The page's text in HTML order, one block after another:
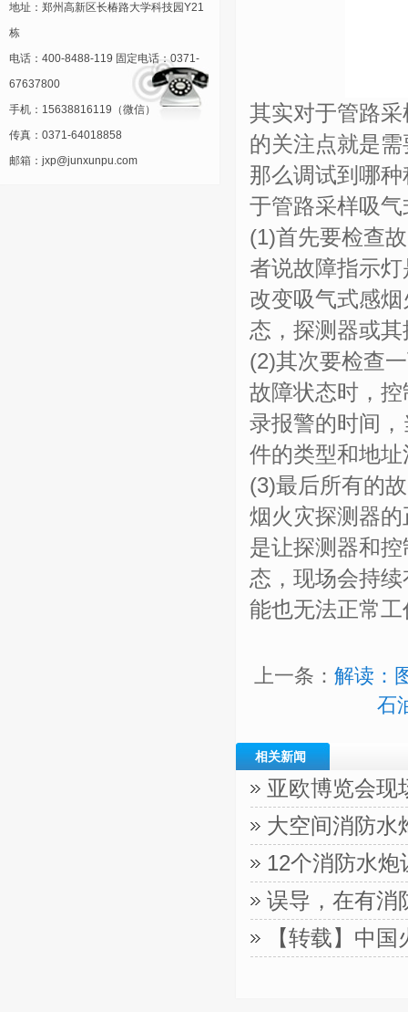
地址：郑州高新区长椿路大学科技园Y21
栋
电话：400-8488-119 固定电话：0371-
67637800
手机：15638816119（微信）
传真：0371-64018858
邮箱：jxp@junxunpu.com
其实对于管路
的关注点就是
那么调试到哪
于管路采样吸
(1)首先要检查
者说故障指示
改变吸气式感
态，探测器或
(2)其次要检查
故障状态时，
录报警的时间
件的类型和地
(3)最后所有的
烟火灾探测器
是让探测器和
态，现场会持
能也无法正常工
上一条： 解读：
石
相关新闻
亚欧博览会现
大空间消防水
12个消防水
误导，在有消
【转载】中